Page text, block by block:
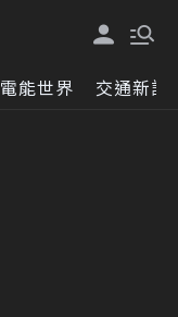
電能世界 交通新訊